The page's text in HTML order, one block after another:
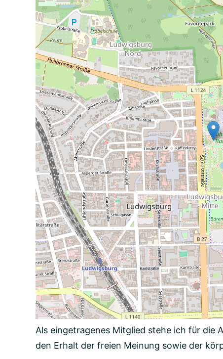
Als eingetragenes Mitglied stehe ich für die
den Erhalt der freien Meinung sowie der